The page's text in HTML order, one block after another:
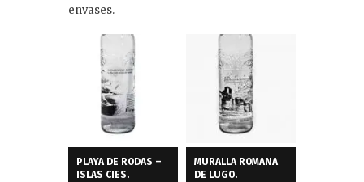
envases.
PLAYA DE RODAS –
ISLAS CIES.
MURALLA ROMANA
DE LUGO.